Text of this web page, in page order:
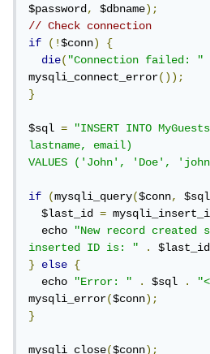
$password, $dbname);
// Check connection
if
(!$conn)
{
die("Connection failed: "
mysqli_connect_error());
}
$sql =
"INSERT INTO
lastname, email)
VALUES ('John', 'Doe',
if (mysqli_query($conn,
  $last_id
=
  echo
"New record
inserted ID is: "
.
}
else
{
  echo
"Error: " . $sql .
mysqli_error($conn);
}
mysqli_close($conn);